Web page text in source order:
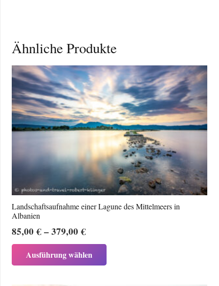
Ähnliche Produkte
Landschaftsaufnahme einer Lagune des Mittelmeers in
Albanien
85,00€–379,00€Preisspanne:
85,00 €
bis
379,00 €
Ausführung wählen